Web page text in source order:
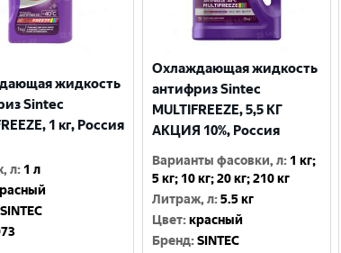
жидкость
Sintec
1 кг, Россия
л: 1 л
SINTEC
Охлаждающая жидкость
антифриз Sintec
MULTIFREEZE, 5,5 КГ
АКЦИЯ 10%, Россия
Варианты фасовки, л: 1 кг;
5 кг; 10 кг; 20 кг; 210 кг
Литраж, л:5.5 кг
Цвет:красный
Бренд:SINTEC